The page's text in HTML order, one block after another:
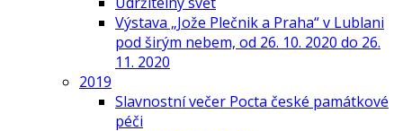
Výstava „Jože Plečnik a Praha“ v Lublani
pod širým nebem, od 26. 10. 2020 do 26.
11. 2020
2019
Slavnostní večer Pocta české památkové
péči